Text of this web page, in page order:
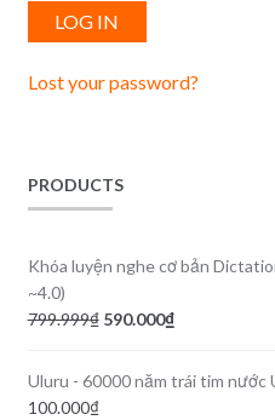
LOG IN
Lost your password?
PRODUCTS
Khóa luyện nghe cơ bản
~4.0)
799.999₫ 590.000₫
Uluru - 60000 năm trái tim nước
100.000₫